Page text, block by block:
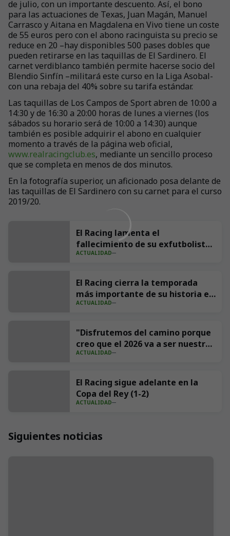
de julio, con un importante descuento. Así, el bono
para las actuaciones de Texas, Juan Magán, Manuel
Carrasco y Aitana en Magdalena en Vivo tiene un coste
de 55 euros pero con el abono racinguista su precio se
reduce en 20 –hay disponibles 500 pases dobles que
pueden retirarse en las taquillas de El Sardinero. El
carnet verdiblanco también permite hacerse socio del
Blendio Sinfín –militará este curso en la Liga Asobal-
con una rebaja del 40% sobre su tarifa estándar.
Las taquillas de Los Campos de Sport abren de 10:00 a
14:30 y de 16:30 a 20:00 horas de lunes a viernes (los
sábados su horario será de 10:00 a 14:30) aunque
también es posible adquirir el abono en cualquier
momento a través de la página web oficial,
www.realracingclub.es, mediante un sencillo proceso
que se completa en menos de dos minutos.
En la fotografía superior, un aficionado posa delante de
las taquillas de El Sardinero con su carnet para el curso
2019/20.
El Racing lamenta el
fallecimiento de su exfutbolista
Andrés Parada ‘Suco’
ACTUALIDAD
El Racing cierra la temporada
más importante de su historia en
redes con 539 millones de
ACTUALIDAD
"Disfrutemos del camino porque
creo que el 2026 va a ser nuestro
año"
ACTUALIDAD
El Racing sigue adelante en la
Copa del Rey (1-2)
ACTUALIDAD
Siguientes noticias